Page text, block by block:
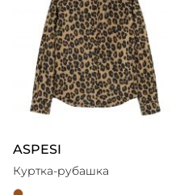
ASPESI
Куртка-рубашка